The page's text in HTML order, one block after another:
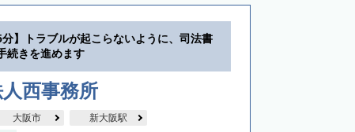
分】トラブルが起こらないように、司法書
続きを進めます
西事務所
大阪市 新大阪駅